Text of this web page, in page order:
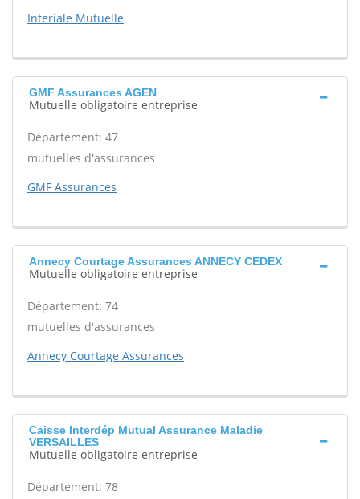
Interiale Mutuelle
GMF Assurances AGEN
Mutuelle obligatoire entreprise
Département: 47
mutuelles d'assurances
GMF Assurances
Annecy Courtage Assurances ANNECY CEDEX
Mutuelle obligatoire entreprise
Département: 74
mutuelles d'assurances
Annecy Courtage Assurances
Caisse Interdép Mutual Assurance Maladie
VERSAILLES
Mutuelle obligatoire entreprise
Département: 78